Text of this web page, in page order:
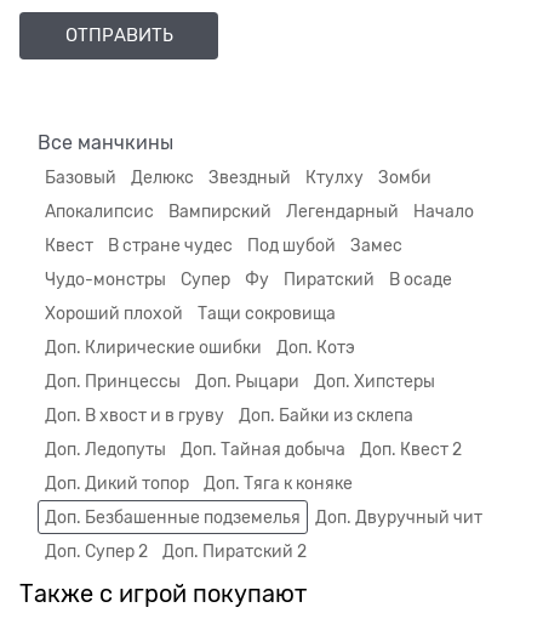
Все манчкины
Базовый Делюкс Звездный Ктулху
Зомби
Апокалипсис
Вампирский Легендарный
Начало
Квест
В стране чудес Под шубой
Замес
Чудо-монстры
Супер Фу Пиратский
В осаде
Хороший плохой
Тащи сокровища
Доп. Клирические ошибки
Доп. Котэ
Доп. Принцессы
Доп. Рыцари
Доп. Хипстеры
Доп. В хвост и в груву
Доп. Байки из склепа
Доп. Ледопуты
Доп. Тайная добыча
Доп. Квест 2
Доп. Дикий топор
Доп. Тяга к коняке
Доп. Безбашенные подземелья
Доп. Двуручный чит
Доп. Супер 2
Доп. Пиратский 2
Также с игрой покупают